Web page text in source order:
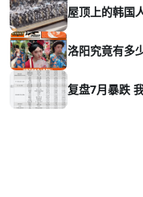
屋顶上的韩国
洛阳究竟有多
复盘7月暴跌